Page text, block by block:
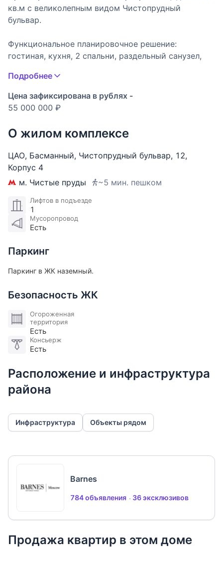
кв.м с великолепным видом Чистопрудный
бульвар.
Функциональное планировочное решение:
гостиная, кухня, 2 спальни, раздельный санузел,
Окна квартиры ориентированы на две стороны с
великолепным видом на пруд и на уютный дворик.
Кирпичный сталинский дом 1936 года постройки.
Наземная парковка в закрытом дворе, въезд через
шлагбаум.
До станции метро «Чистые пруды» всего 7 минут
пешком. Дом находится в центре модной и
культурной жизни Чистых прудов, в окружении
уютных кафе, ресторанов и театров.
узаконенная перепланировка.
​​​​​​​Участник ассоциации AREA.
Подробнее
Цена зафиксирована в рублях -
55 000 000 ₽
О жилом комплексе
ЦАО, Басманный, Чистопрудный бульвар, 12,
Корпус 4
м. Чистые пруды
~5 мин. пешком
Лифтов в подъезде
1
Мусоропровод
Есть
Паркинг
Паркинг в ЖК наземный.
Безопасность ЖК
Огороженная
территория
Есть
Консьерж
Есть
Расположение и инфраструктура
района
Инфраструктура Объекты рядом
Barnes
784 объявления 36 эксклюзивов
Продажа квартир в этом доме